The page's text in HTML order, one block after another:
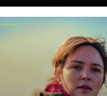
Voir la fiche du film